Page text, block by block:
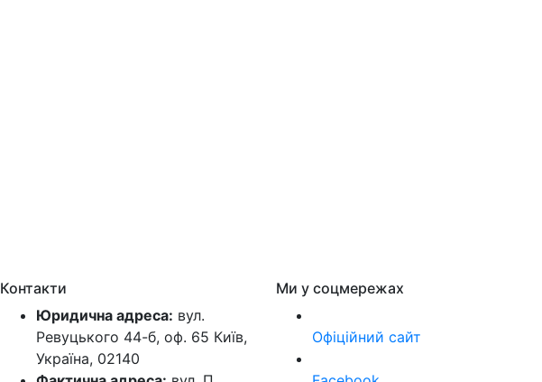
Контакти
Юридична адреса: вул.
Ревуцького 44-б, оф. 65 Київ,
Україна, 02140
Ми у соцмережах
Офіційний сайт